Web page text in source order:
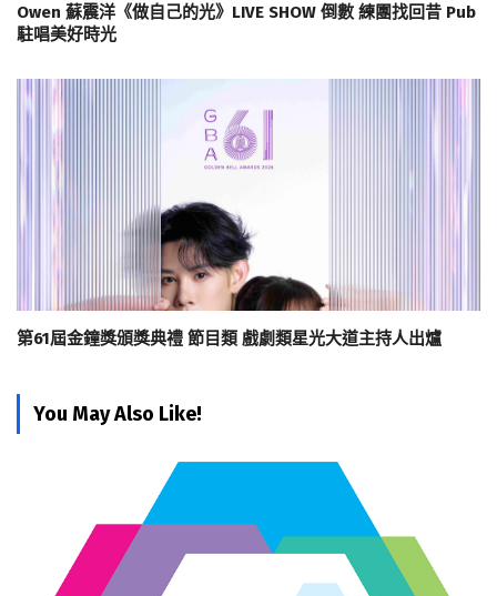
Owen 蘇震洋《做自己的光》LIVE SHOW 倒數 練團找回昔 Pub
駐唱美好時光
第61屆金鐘獎頒獎典禮 節目類 戲劇類星光大道主持人出爐
You May Also Like!